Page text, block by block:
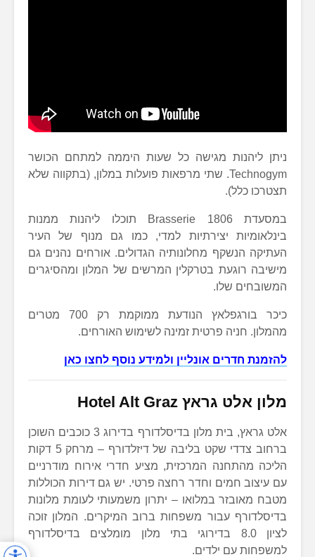
ניתן ליהנות מגישה כל שעות היממה למתחם הכושר
Technogym. שתי מרפאות פועלות במלון, (בתקווה שלא
תצטרכו כלל).
במסעדת Brasserie 1806 תוכלו ליהנות ממנות
בינלאומיות יצירתיות למדי, כמו גם מנוף של העיר
העתיקה הנשקף מחלונותיה הגדולים. אורחים נהנים גם
מישיבה רוגעת בטרקלין המרשים של המלון ומהסיגרים
המשובחים שלו.
כיכר בורגפלאץ הנודעת ממוקמת רק 700 מטרים
מהמלון. חניה פרטית זמינה לשימוש האורחים.
להזמנת חדרים אונליין ולמידע נוסף לחצו כאן
מלון אלט גראץ Hotel Alt Graz
אלט גראץ, בית מלון בדיסלדורף בדירוג 3 כוכבים השוכן
ברחוב צדדי שקט בליבה של דיזלדורף – מרחק 5 דקות
הליכה מהתחנה המרכזית, מציע חדרי אירוח מודרניים
עם עיצוב חמים וחדר רחצה פרטי. יש גם דירות הכוללות
מטבח מאובזר במלואו – יתרון משמעותי לעומת מלונות
בדיסלדורף עבור משפחות ברוב המיקרים. המלון זוכה
לציון 8.0 בדירוגי בתי מלון מומלצים בדיסלדורף
למשפחות עם ילדים.